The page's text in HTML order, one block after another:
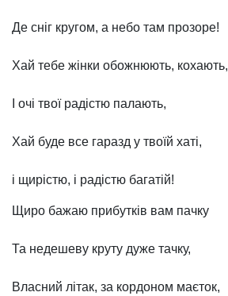
Де сніг кругом, а небо там прозоре!
Хай тебе жінки обожнюють, кохають,
І очі твої радістю палають,
Хай буде все гаразд у твоїй хаті,
і щирістю, і радістю багатій!
Щиро бажаю прибутків вам пачку
Та недешеву круту дуже тачку,
Власний літак, за кордоном маєток,